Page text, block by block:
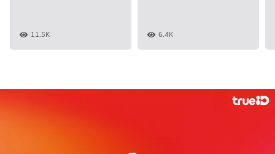
11.5K 6.4K